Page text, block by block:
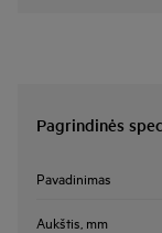
Pagrindinės
Pavadinimas
Aukštis, mm